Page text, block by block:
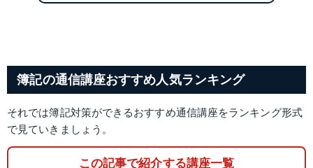
簿記の通信講座おすすめ人気ランキング
それでは簿記対策ができるおすすめ通信講座をランキング形式
で見ていきましょう。
この記事で紹介する講座一覧